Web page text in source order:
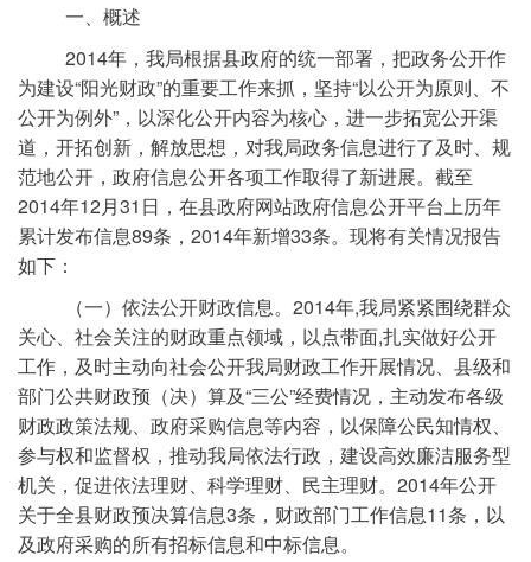
一、概述
2014年，我局根据县政府的统一部署，把政务公开作
为建设“阳光财政”的重要工作来抓，坚持“以公开为原则、不
公开为例外”，以深化公开内容为核心，进一步拓宽公开渠
道，开拓创新，解放思想，对我局政务信息进行了及时、规
范地公开，政府信息公开各项工作取得了新进展。截至
2014年12月31日，在县政府网站政府信息公开平台上历年
累计发布信息89条，2014年新增33条。现将有关情况报告
如下：
（一）依法公开财政信息。2014年,我局紧紧围绕群众
关心、社会关注的财政重点领域，以点带面,扎实做好公开
工作，及时主动向社会公开我局财政工作开展情况、县级和
部门公共财政预（决）算及“三公”经费情况，主动发布各级
财政政策法规、政府采购信息等内容，以保障公民知情权、
参与权和监督权，推动我局依法行政，建设高效廉洁服务型
机关，促进依法理财、科学理财、民主理财。2014年公开
关于全县财政预决算信息3条，财政部门工作信息11条，以
及政府采购的所有招标信息和中标信息。